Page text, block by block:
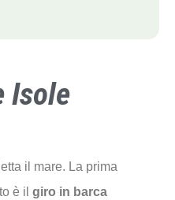
Isole
il mare. La prima
è il giro in barca